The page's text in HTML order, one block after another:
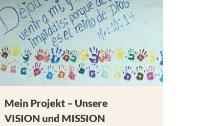
Mein Projekt – Unsere
VISION und MISSION